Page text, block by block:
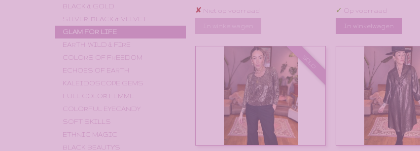
BLACK & GOLD
SILVER, BLACK & VELVET
GLAM FOR LIFE
EARTH, WILD & FIRE
COLORS OF FREEDOM
ECHOES OF EARTH
KALEIDOSCOPE GEMS
FULL COLOR FEMME
COLORFUL EYECANDY
SOFT SKILLS
ETHNIC MAGIC
BLACK BEAUTY'S
✘ Niet op voorraad
✓ Op voorraad
In winkelwagen
SOLD